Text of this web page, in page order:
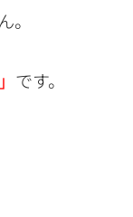
です。